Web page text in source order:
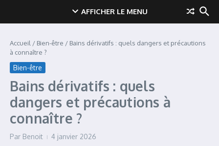
AFFICHER LE MENU
Accueil / Bien-être / Bains dérivatifs : quels dangers et précautions
à connaître ?
Bien-être
Bains dérivatifs : quels
dangers et précautions à
connaître ?
Par Benoit 4 janvier 2026